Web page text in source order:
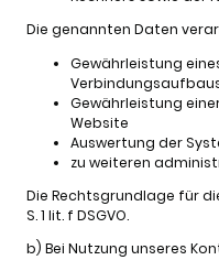
Die genannten Daten
Gewährleistung
Gewährleistung
Website
Auswertung der
zu weiteren
Die Rechtsgrundlage für
S. 1 lit. f DSGVO.
b) Bei Nutzung unseres